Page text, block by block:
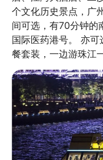
个文化历史景点，广
间可选，有70分钟的
国际医药港号。 亦
餐套装，一边游珠江